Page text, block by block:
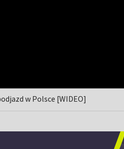
w Polsce [WIDEO]